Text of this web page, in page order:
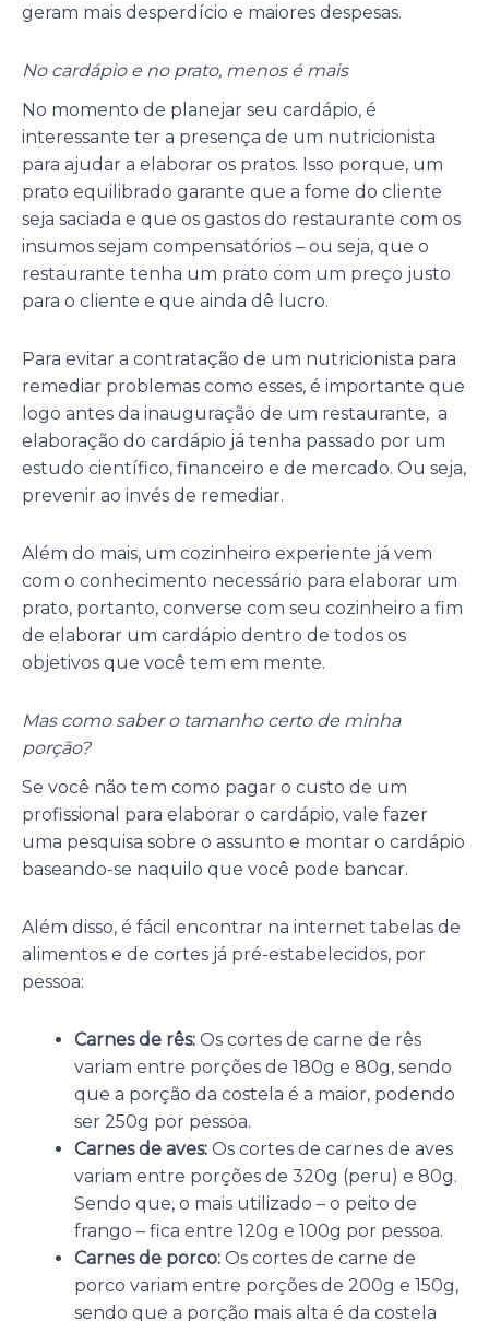
geram mais desperdício e maiores despesas.
No cardápio e no prato, menos é mais
No momento de planejar seu cardápio, é
interessante ter a presença de um nutricionista
para ajudar a elaborar os pratos. Isso porque, um
prato equilibrado garante que a fome do cliente
seja saciada e que os gastos do restaurante com os
insumos sejam compensatórios – ou seja, que o
restaurante tenha um prato com um preço justo
para o cliente e que ainda dê lucro.
Para evitar a contratação de um nutricionista para
remediar problemas como esses, é importante que
logo antes da inauguração de um restaurante, a
elaboração do cardápio já tenha passado por um
estudo científico, financeiro e de mercado. Ou seja,
prevenir ao invés de remediar.
Além do mais, um cozinheiro experiente já vem
com o conhecimento necessário para elaborar um
prato, portanto, converse com seu cozinheiro a fim
de elaborar um cardápio dentro de todos os
objetivos que você tem em mente.
Mas como saber o tamanho certo de minha
porção?
Se você não tem como pagar o custo de um
profissional para elaborar o cardápio, vale fazer
uma pesquisa sobre o assunto e montar o cardápio
baseando-se naquilo que você pode bancar.
Além disso, é fácil encontrar na internet tabelas de
alimentos e de cortes já pré-estabelecidos, por
pessoa:
Carnes de rês: Os cortes de carne de rês
variam entre porções de 180g e 80g, sendo
que a porção da costela é a maior, podendo
ser 250g por pessoa.
Carnes de aves: Os cortes de carnes de aves
variam entre porções de 320g (peru) e 80g.
Sendo que, o mais utilizado – o peito de
frango – fica entre 120g e 100g por pessoa.
Carnes de porco: Os cortes de carne de
porco variam entre porções de 200g e 150g,
sendo que a porção mais alta é da costela